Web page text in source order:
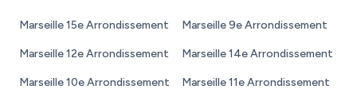
Marseille 15e Arrondissement Marseille 9e Arrondissement
Marseille 12e Arrondissement Marseille 14e Arrondissement
Marseille 10e Arrondissement Marseille 11e Arrondissement